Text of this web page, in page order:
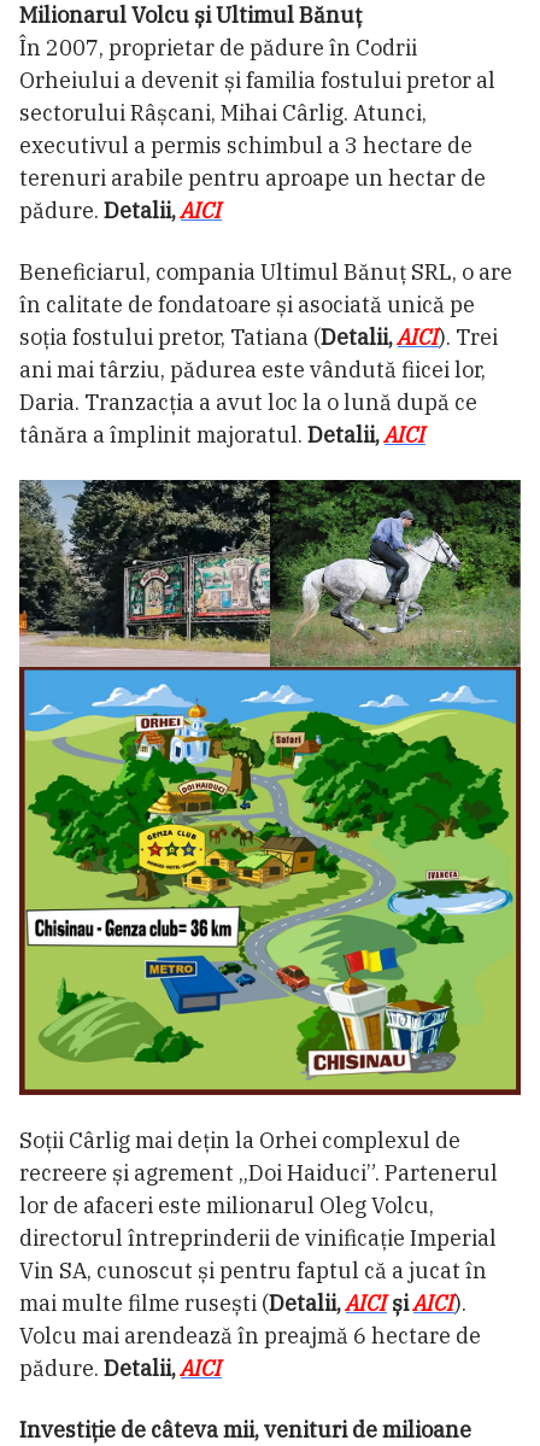
Milionarul Volcu și Ultimul Bănuț
În 2007, proprietar de pădure în Codrii
Orheiului a devenit și familia fostului pretor al
sectorului Râșcani, Mihai Cârlig. Atunci,
executivul a permis schimbul a 3 hectare de
terenuri arabile pentru aproape un hectar de
pădure. Detalii,AICI
Beneficiarul, compania Ultimul Bănuţ SRL, o are
în calitate de fondatoare și asociată unică pe
soția fostului pretor, Tatiana (Detalii,AICI). Trei
ani mai târziu, pădurea este vândută fiicei lor,
Daria. Tranzacția a avut loc la o lună după ce
tânăra a împlinit majoratul. Detalii,AICI
Soții Cârlig mai dețin la Orhei complexul de
recreere și agrement „Doi Haiduci”. Partenerul
lor de afaceri este milionarul Oleg Volcu,
directorul întreprinderii de vinificație Imperial
Vin SA, cunoscut și pentru faptul că a jucat în
mai multe filme rusești (Detalii,AICIșiAICI).
Volcu mai arendează în preajmă 6 hectare de
pădure. Detalii,AICI
Investiție de câteva mii, venituri de milioane